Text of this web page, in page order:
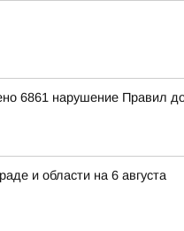
6861 нарушение Правил
и области на 6 августа